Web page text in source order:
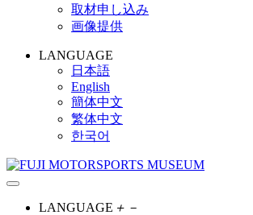
取材申し込み
画像提供
LANGUAGE
日本語
English
簡体中文
繁体中文
한국어
LANGUAGE ＋ －